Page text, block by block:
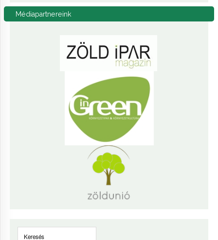
Médiapartnereink